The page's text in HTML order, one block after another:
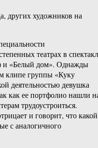
других художников на
театрах в
и «Белый дом». Однажды
клипе группы «Куку
деятельностью девушка
как ее портфолио нашли
трудоустроиться.
и говорит, что
с аналогичного